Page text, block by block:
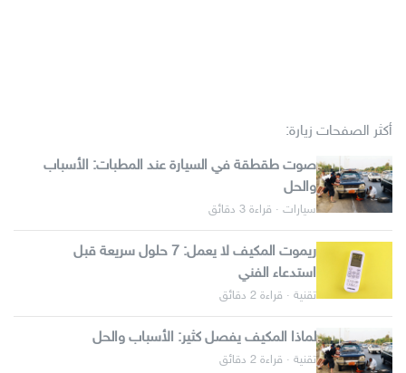
أكثر الصفحات زيارة:
صوت طقطقة في السيارة عند المطبات: الأسباب
والحل
سيارات · قراءة 3 دقائق
ريموت المكيف لا يعمل: 7 حلول سريعة قبل
استدعاء الفني
تقنية · قراءة 2 دقائق
لماذا المكيف يفصل كثير: الأسباب والحل
تقنية · قراءة 2 دقائق